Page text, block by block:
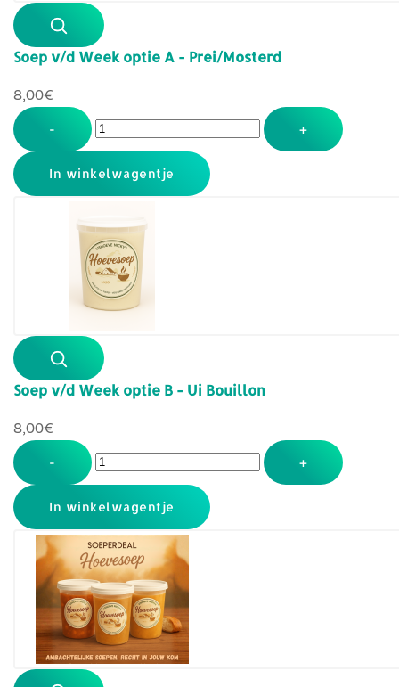
Soep v/d Week optie A - Prei/Mosterd
8,00‎€
- +
Soep v/d Week optie B - Ui Bouillon
8,00‎€
- +